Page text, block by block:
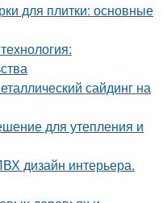
для плитки: основные
сайдинг на
для утепления и
дизайн интерьера.